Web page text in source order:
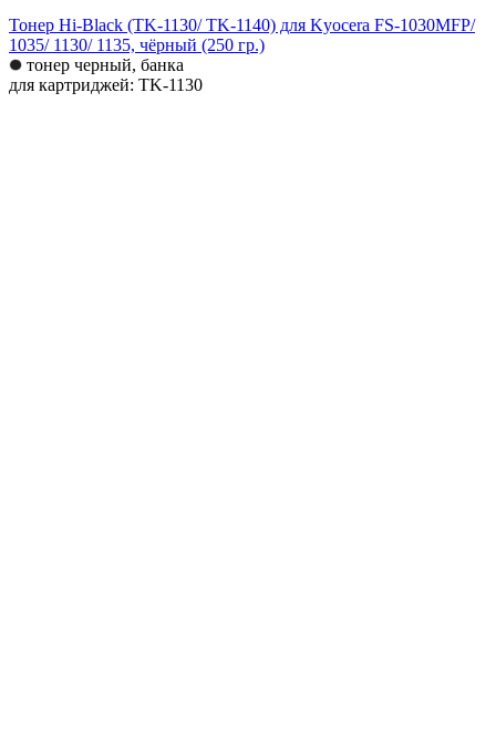
Тонер Hi-Black (TK-1130/ TK-1140) для Kyocera FS-1030MFP/
1035/ 1130/ 1135, чёрный (250 гр.)
тонер черный, банка
для картриджей: TK-1130